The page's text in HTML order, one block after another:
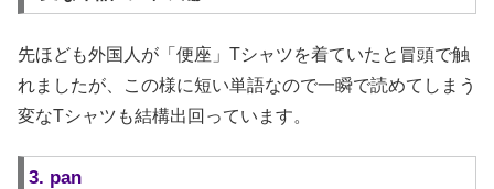
先ほども外国人が「便座」Tシャツを着ていたと冒頭で触
れましたが、この様に短い単語なので一瞬で読めてしまう
変なTシャツも結構出回っています。
3. pan